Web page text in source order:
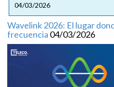
04/03/2026
Wavelink 2026: El lugar
frecuencia 04/03/2026